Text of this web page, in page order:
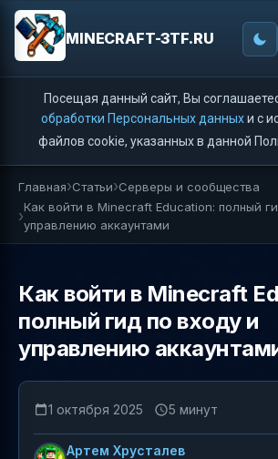
MINECRAFT-3TF.RU
Посещая данный сайт, Вы
обработки Персональных данныхи с
файлов cookie, указанных в данной
Главная Статьи Серверы и сообщества
Как войти в Minecraft Education: полный
управлению аккаунтами
Как войти в Minecraft
полный гид по входу и
управлению
1 октября 2025 5 минут
Артем Хрусталев